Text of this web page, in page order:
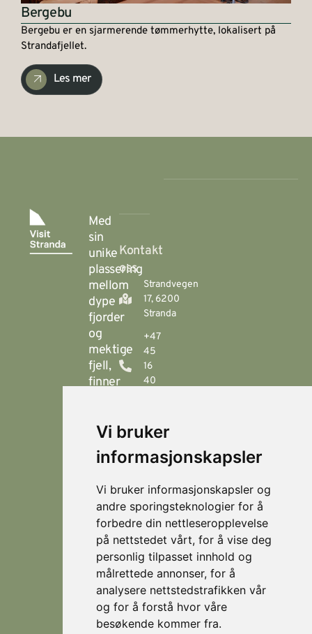
Vi bruker
informasjonskapsler
Vi bruker informasjonskapsler og
andre sporingsteknologier for å
forbedre din nettleseropplevelse
på nettstedet vårt, for å vise deg
personlig tilpasset innhold og
målrettede annonser, for å
analysere nettstedstrafikken vår
og for å forstå hvor våre
besøkende kommer fra.
Bergebu
Bergebu er en sjarmerende tømmerhytte, lokalisert på
Strandafjellet.
Les mer
Med
sin
unike
plassering
mellom
dype
fjorder
og
mektige
fjell,
finner
- en
helårsdestinasjon
som
på
flotte
fjellturer
om
sommeren,
og
som
er et
eldorado
Kontakt
oss
Strandvegen
17, 6200
Stranda
+47
45
16
40
Fjellsætra
Hornindal
Koie
Stranda
Strandafjellet
© 2026
Visit
Personvern
Levert av
Horn Media